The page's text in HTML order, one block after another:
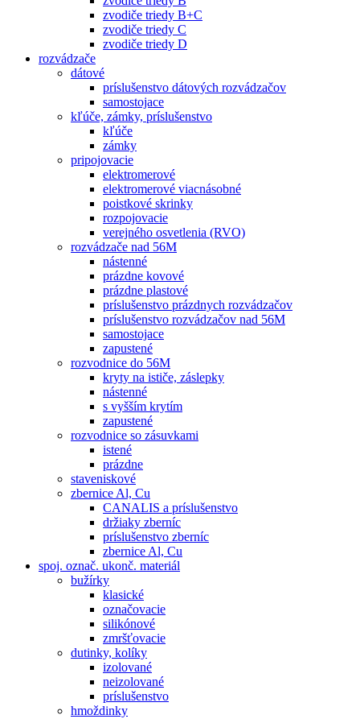
zvodiče triedy B+C
zvodiče triedy C
zvodiče triedy D
rozvádzače
dátové
príslušenstvo dátových rozvádzačov
samostojace
kľúče, zámky, príslušenstvo
kľúče
zámky
pripojovacie
elektromerové
elektromerové viacnásobné
poistkové skrinky
rozpojovacie
verejného osvetlenia (RVO)
rozvádzače nad 56M
nástenné
prázdne kovové
prázdne plastové
príslušenstvo prázdnych rozvádzačov
príslušenstvo rozvádzačov nad 56M
samostojace
zapustené
rozvodnice do 56M
kryty na ističe, záslepky
nástenné
s vyšším krytím
zapustené
rozvodnice so zásuvkami
istené
prázdne
staveniskové
zbernice Al, Cu
CANALIS a príslušenstvo
držiaky zberníc
príslušenstvo zberníc
zbernice Al, Cu
spoj. označ. ukonč. materiál
bužírky
klasické
označovacie
silikónové
zmršťovacie
dutinky, kolíky
izolované
neizolované
príslušenstvo
hmoždinky